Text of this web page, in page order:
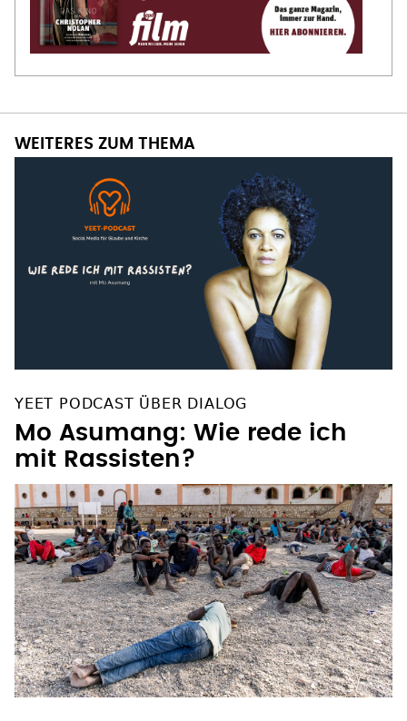
WEITERES ZUM THEMA
YEET PODCAST ÜBER DIALOG
Mo Asumang: Wie rede ich
mit Rassisten?